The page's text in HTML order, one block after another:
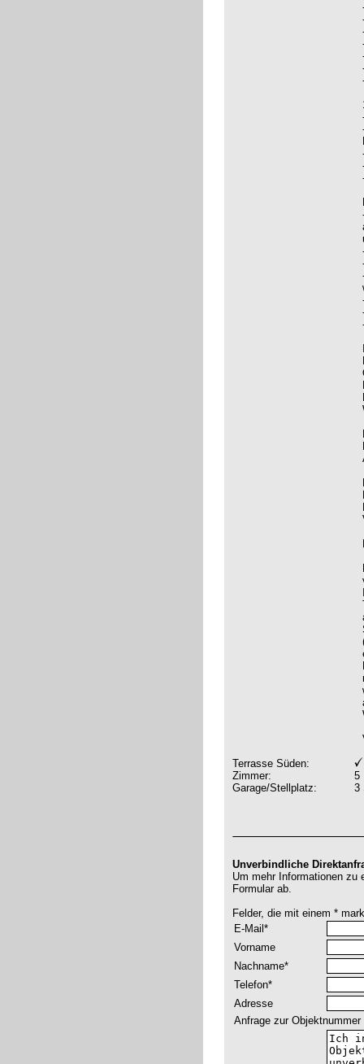
Terrasse Süden:
Zimmer:
5
Garage/Stellplatz:
3
Unverbindliche
Um mehr Informationen zu
Formular ab.
Felder, die mit einem *
E-Mail*
Vorname
Nachname*
Telefon*
Adresse
Anfrage zur Objektnummer